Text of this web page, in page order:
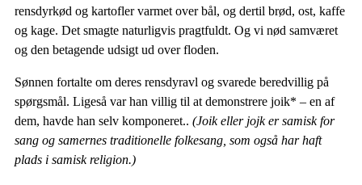
rensdyrkød og kartofler varmet over bål, og dertil brød, ost, kaffe
og kage. Det smagte naturligvis pragtfuldt. Og vi nød samværet
og den betagende udsigt ud over floden.
Sønnen fortalte om deres rensdyravl og svarede beredvillig på
spørgsmål. Ligeså var han villig til at demonstrere joik* – en af
dem, havde han selv komponeret.. (Joik eller jojk er samisk for
sang og samernes traditionelle folkesang, som også har haft
plads i samisk religion.)